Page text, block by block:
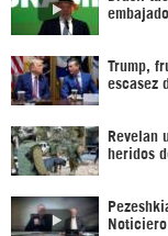
Trump,
escasez
Revelan
heridos